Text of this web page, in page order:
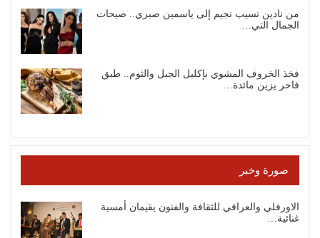
من نادين نسيب نجيم إلى ياسمين صبري.. صيحات
الجمال التي…
فخذ الخروف المشوي بإكليل الجبل والثوم.. طبق
فاخر يزين مائدة…
صورة وخبر
الاورفلي والعراقي للثقافة والفنون يقيمان أمسية
غنائية…